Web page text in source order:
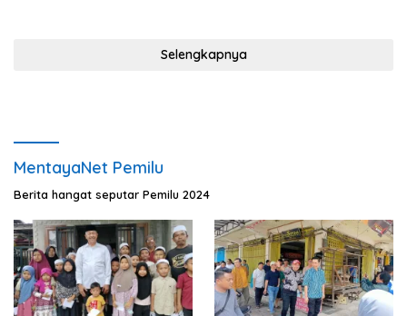
Selengkapnya
MentayaNet Pemilu
Berita hangat seputar Pemilu 2024